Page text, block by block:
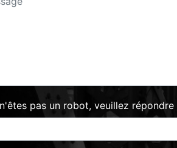
pas un robot, veuillez